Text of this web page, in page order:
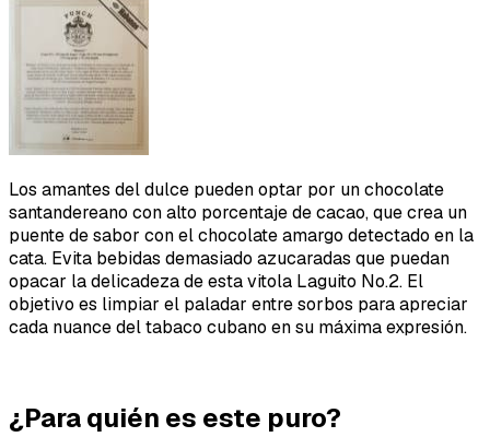
Los amantes del dulce pueden optar por un chocolate
santandereano con alto porcentaje de cacao, que crea un
puente de sabor con el chocolate amargo detectado en la
cata. Evita bebidas demasiado azucaradas que puedan
opacar la delicadeza de esta vitola Laguito No.2. El
objetivo es limpiar el paladar entre sorbos para apreciar
cada nuance del tabaco cubano en su máxima expresión.
¿Para quién es este puro?